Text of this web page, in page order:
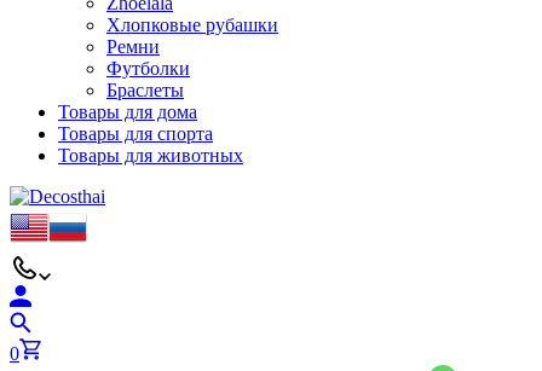
Хлопковые рубашки
Ремни
Футболки
Браслеты
Товары для дома
Товары для спорта
Товары для животных
0